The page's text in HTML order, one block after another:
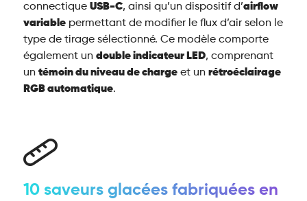
connectique USB-C, ainsi qu’un dispositif d’airflow
variablepermettant de modifier le flux d’air selon le
type de tirage sélectionné. Ce modèle comporte
également un double indicateur LED, comprenant
un témoin du niveau de chargeet un rétroéclairage
RGB automatique.
10 saveurs glacées fabriquées en